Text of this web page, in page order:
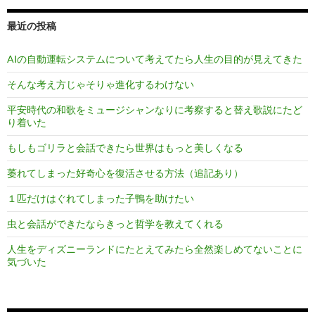
最近の投稿
AIの自動運転システムについて考えてたら人生の目的が見えてきた
そんな考え方じゃそりゃ進化するわけない
平安時代の和歌をミュージシャンなりに考察すると替え歌説にたど
り着いた
もしもゴリラと会話できたら世界はもっと美しくなる
萎れてしまった好奇心を復活させる方法（追記あり）
１匹だけはぐれてしまった子鴨を助けたい
虫と会話ができたならきっと哲学を教えてくれる
人生をディズニーランドにたとえてみたら全然楽しめてないことに
気づいた